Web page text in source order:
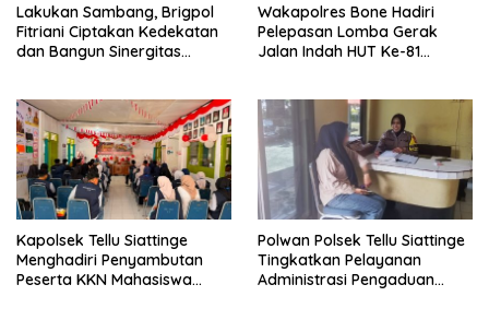
Lakukan Sambang, Brigpol
Fitriani Ciptakan Kedekatan
dan Bangun Sinergitas
Wakapolres Bone Hadiri
Pelepasan Lomba Gerak
Jalan Indah HUT Ke-81
Kapolsek Tellu Siattinge
Menghadiri Penyambutan
Peserta KKN Mahasiswa
Polwan Polsek Tellu Siattinge
Tingkatkan Pelayanan
Administrasi Pengaduan